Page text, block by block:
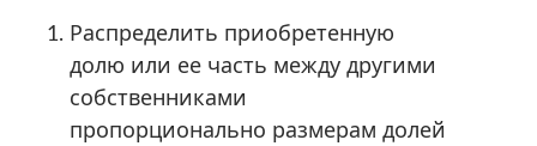
Распределить приобретенную
долю или ее часть между другими
собственниками
пропорционально размерам долей